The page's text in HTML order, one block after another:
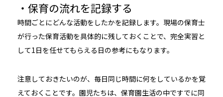
・保育の流れを記録する
時間ごとにどんな活動をしたかを記録します。現場の保育士
が行った保育活動を具体的に残しておくことで、完全実習と
して1日を任せてもらえる日の参考にもなります。
注意しておきたいのが、毎日同じ時間に何をしているかを覚
えておくことです。園児たちは、保育園生活の中ですでに同